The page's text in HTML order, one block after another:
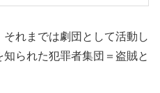
れまでは劇団として活動し
られた犯罪者集団＝盗賊と